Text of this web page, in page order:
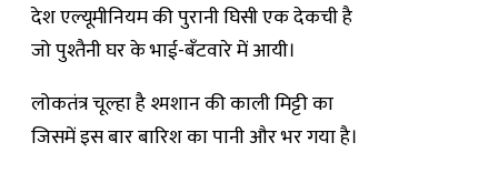
देश एल्यूमीनियम की पुरानी घिसी एक देकची है
जो पुश्तैनी घर के भाई-बँटवारे में आयी।
लोकतंत्र चूल्हा है श्मशान की काली मिट्टी का
जिसमें इस बार बारिश का पानी और भर गया है।